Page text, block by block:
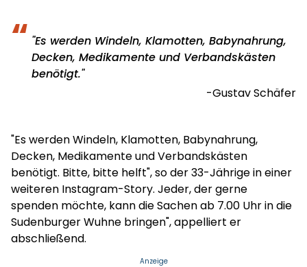
"Es werden Windeln, Klamotten, Babynahrung,
Decken, Medikamente und Verbandskästen
benötigt."
Gustav Schäfer
"Es werden Windeln, Klamotten, Babynahrung,
Decken, Medikamente und Verbandskästen
benötigt. Bitte, bitte helft", so der 33-Jährige in einer
weiteren Instagram-Story. Jeder, der gerne
spenden möchte, kann die Sachen ab 7.00 Uhr in die
Sudenburger Wuhne bringen", appelliert er
abschließend.
Anzeige